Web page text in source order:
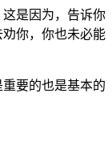
是因为，告诉你
你，你也未必能
要的也是基本的